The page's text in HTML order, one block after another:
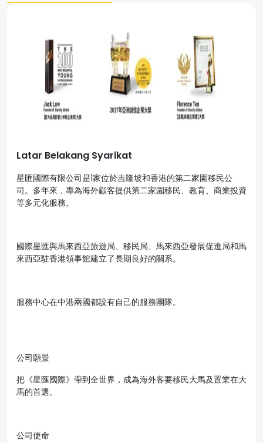
Latar Belakang Syarikat
星匯國際有限公司是1家位於吉隆坡和香港的第二家園移民公
司。多年來，專為海外顧客提供第二家園移民、教育、商業投資
等多元化服務。
國際星匯與馬來西亞旅遊局、移民局、馬來西亞發展促進局和馬
來西亞駐香港領事館建立了長期良好的關系。
服務中心在中港兩國都設有自己的服務團隊。
公司願景
把《星匯國際》帶到全世界，成為海外客要移民大馬及置業在大
馬的首選。
公司使命